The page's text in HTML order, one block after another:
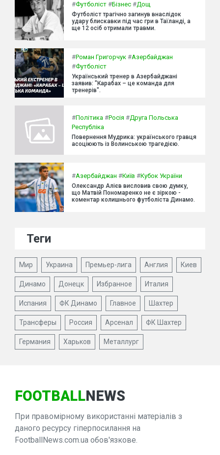
#Футболіст #Бізнес #Дощ
Футболіст трагічно загинув внаслідок
удару блискавки під час гри в Таїланді, а
ще 12 осіб отримали травми.
#Роман Григорчук #Азербайджан
#Футболіст
Український тренер в Азербайджані
заявив: "Карабах – це команда для
тренерів".
#Політика #Росія #Друга Польська
Республіка
Повернення Мудрика: українського гравця
асоціюють із Волинською трагедією.
#Азербайджан #Київ #Кубок України
Олександр Алієв висловив свою думку,
що Матвій Пономаренко не є зіркою -
коментар колишнього футболіста Динамо.
Теги
Мир Украина Премьер-лига Англия Киев
Динамо Донецк Избранное Италия
Испания ФК Динамо Главное Шахтер
Трансферы Россия Арсенал ФК Шахтер
Германия Харьков Металлург
FOOTBALLNEWS
При правомірному використанні матеріалів з
даного ресурсу гіперпосилання на
FootballNews.com.ua обов'язкове.